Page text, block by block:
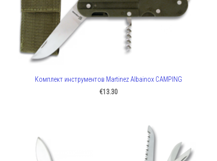
Комплект инструментов Martinez Albainox CAMPING
€13.30